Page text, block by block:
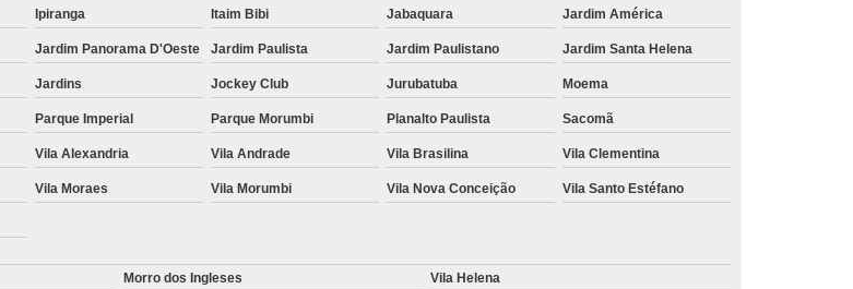
Ipiranga Itaim Bibi Jabaquara Jardim América
Jardim Panorama D'Oeste Jardim Paulista Jardim Paulistano Jardim Santa Helena
Jardins Jockey Club Jurubatuba Moema
Parque Imperial Parque Morumbi Planalto Paulista Sacomã
Vila Alexandria Vila Andrade Vila Brasilina Vila Clementina
Vila Moraes Vila Morumbi Vila Nova Conceição Vila Santo Estéfano
Morro dos Ingleses
Vila Helena